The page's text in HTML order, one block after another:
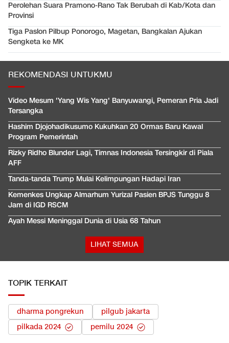
Perolehan Suara Pramono-Rano Tak Berubah di Kab/Kota dan
Provinsi
Tiga Paslon Pilbup Ponorogo, Magetan, Bangkalan Ajukan
Sengketa ke MK
REKOMENDASI UNTUKMU
Video Mesum 'Yang Wis Yang' Banyuwangi, Pemeran Pria Jadi
Tersangka
Hashim Djojohadikusumo Kukuhkan 20 Ormas Baru Kawal
Program Pemerintah
Rizky Ridho Blunder Lagi, Timnas Indonesia Tersingkir di Piala
AFF
Tanda-tanda Trump Mulai Kelimpungan Hadapi Iran
Kemenkes Ungkap Almarhum Yurizal Pasien BPJS Tunggu 8
Jam di IGD RSCM
Ayah Messi Meninggal Dunia di Usia 68 Tahun
LIHAT SEMUA
TOPIK TERKAIT
dharma pongrekun
pilgub jakarta
pilkada 2024
pemilu 2024